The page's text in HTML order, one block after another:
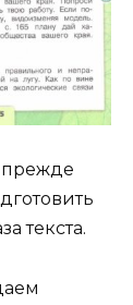
прежде
текста.